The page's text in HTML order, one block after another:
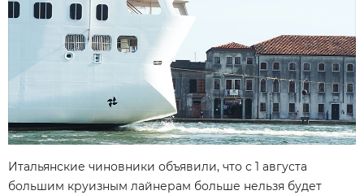
Итальянские чиновники объявили, что с 1 августа
большим круизным лайнерам больше нельзя будет